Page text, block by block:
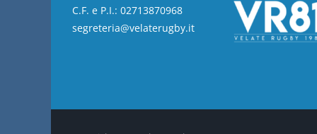
C.F. e P.I.: 02713870968
segreteria@velaterugby.it